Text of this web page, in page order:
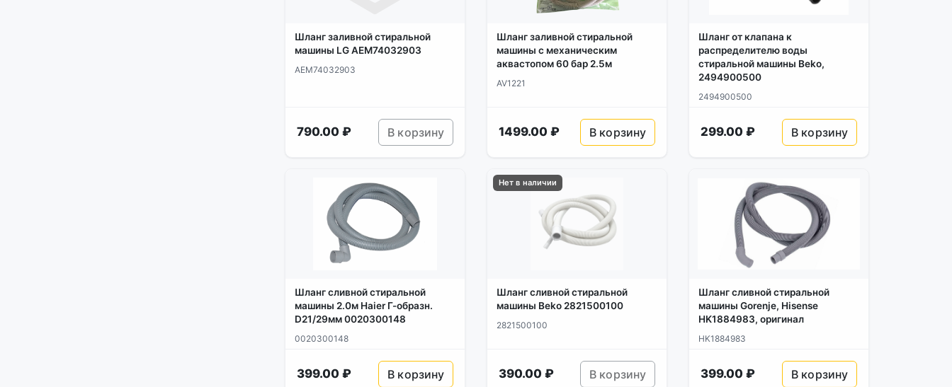
Шланг заливной стиральной
машины LG AEM74032903
AEM74032903
790.00 ₽ В корзину
Шланг заливной стиральной
машины с механическим
аквастопом 60 бар 2.5м
AV1221
1499.00 ₽ В корзину
Шланг от клапана к
распределителю воды
стиральной машины Beko,
2494900500
2494900500
299.00 ₽ В корзину
Шланг сливной стиральной
машины 2.0м Haier Г-образн.
D21/29мм 0020300148
0020300148
399.00 ₽ В корзину
Нет в наличии
Шланг сливной стиральной
машины Beko 2821500100
2821500100
390.00 ₽ В корзину
Шланг сливной стиральной
машины Gorenje, Hisense
HK1884983, оригинал
HK1884983
399.00 ₽ В корзину